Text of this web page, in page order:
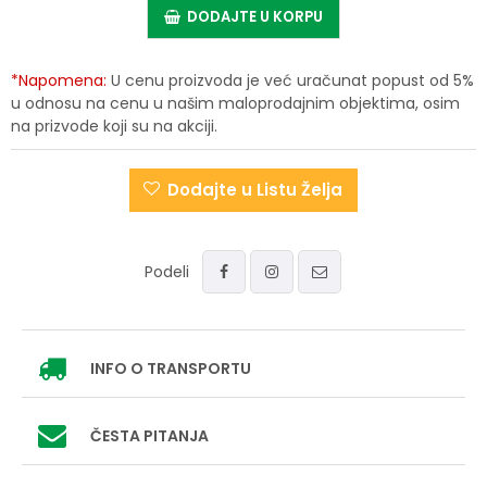
DODAJTE U KORPU
*Napomena: U cenu proizvoda je već uračunat popust od 5%
u odnosu na cenu u našim maloprodajnim objektima, osim
na prizvode koji su na akciji.
Dodajte u Listu Želja
Podeli
INFO O TRANSPORTU
ČESTA PITANJA